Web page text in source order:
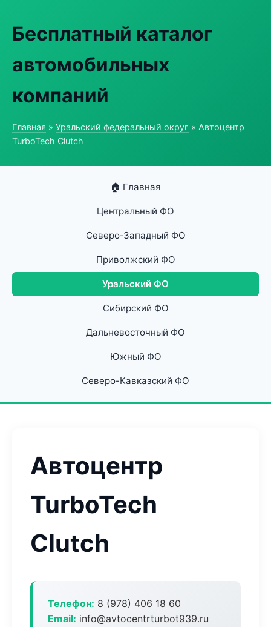
Бесплатный каталог
автомобильных
компаний
Главная » Уральский федеральный округ » Автоцентр
TurboTech Clutch
🏠 Главная
Центральный ФО
Северо-Западный ФО
Приволжский ФО
Уральский ФО
Сибирский ФО
Дальневосточный ФО
Южный ФО
Северо-Кавказский ФО
Автоцентр
TurboTech
Clutch
Телефон: 8 (978) 406 18 60
Email: info@avtocentrturbot939.ru